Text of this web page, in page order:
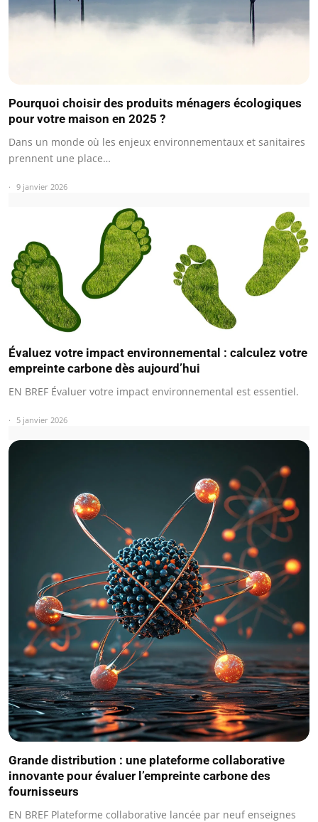
Pourquoi choisir des produits ménagers écologiques
pour votre maison en 2025 ?
Dans un monde où les enjeux environnementaux et sanitaires
prennent une place…
9 janvier 2026
Évaluez votre impact environnemental : calculez votre
empreinte carbone dès aujourd’hui
EN BREF Évaluer votre impact environnemental est essentiel.
5 janvier 2026
Grande distribution : une plateforme collaborative
innovante pour évaluer l’empreinte carbone des
fournisseurs
EN BREF Plateforme collaborative lancée par neuf enseignes